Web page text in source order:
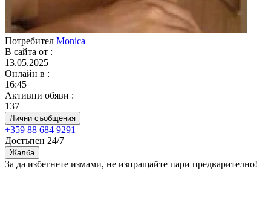
Потребител Monica
В сайта от :
13.05.2025
Онлайн в :
16:45
Активни обяви :
137
Лични съобщения
+359 88 684 9291
Достъпен 24/7
Жалба
За да избегнете измами, не изпращайте пари предварително!